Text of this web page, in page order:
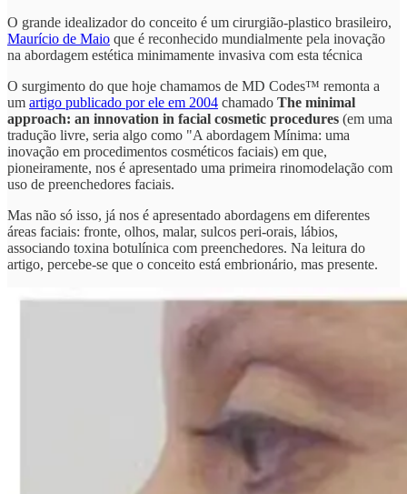
O grande idealizador do conceito é um cirurgião-plastico brasileiro,
Maurício de Maio que é reconhecido mundialmente pela inovação
na abordagem estética minimamente invasiva com esta técnica
O surgimento do que hoje chamamos de MD Codes™ remonta a
um artigo publicado por ele em 2004 chamado The minimal
approach: an innovation in facial cosmetic procedures (em uma
tradução livre, seria algo como "A abordagem Mínima: uma
inovação em procedimentos cosméticos faciais) em que,
pioneiramente, nos é apresentado uma primeira rinomodelação com
uso de preenchedores faciais.
Mas não só isso, já nos é apresentado abordagens em diferentes
áreas faciais: fronte, olhos, malar, sulcos peri-orais, lábios,
associando toxina botulínica com preenchedores. Na leitura do
artigo, percebe-se que o conceito está embrionário, mas presente.